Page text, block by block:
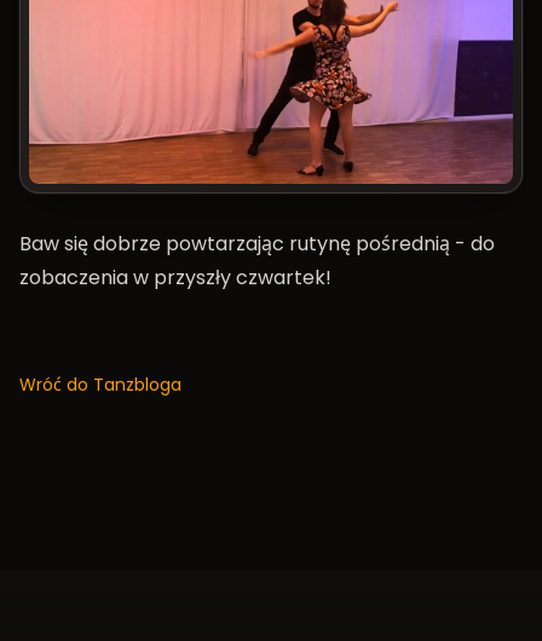
Baw się dobrze powtarzając rutynę pośrednią - do
zobaczenia w przyszły czwartek!
Wróć do Tanzbloga